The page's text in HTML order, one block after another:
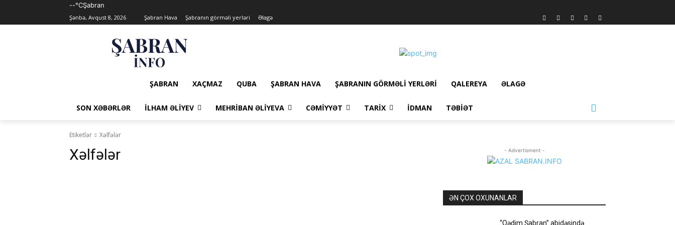
--°CŞabran
Şənbə, Avqust 8, 2026 Şabran Hava Şabranın görməli yerləri Əlagə
ŞABRAN XAÇMAZ QUBA ŞABRAN HAVA ŞABRANIN GÖRMƏLI YERLƏRI QALEREYA ƏLAGƏ
SON XƏBƏRLƏR İLHAM ƏLIYEV MEHRIBAN ƏLIYEVA CƏMIYYƏT TARIX İDMAN TƏBIƏT
Etiketlər Xəlfələr
Xəlfələr - Advertisment -
ƏN ÇOX OXUNANLAR
“Qədim Şabran” abidəsində